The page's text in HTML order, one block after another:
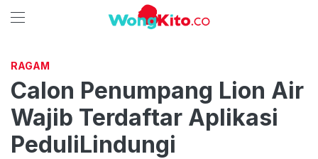
RAGAM
Calon Penumpang Lion Air
Wajib Terdaftar Aplikasi
PeduliLindungi